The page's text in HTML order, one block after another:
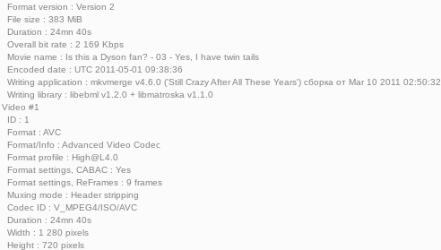
Format version : Version 2
File size : 383 MiB
Duration : 24mn 40s
Overall bit rate : 2 169 Kbps
Movie name : Is this a Dyson fan? - 03 - Yes, I have twin tails
Encoded date : UTC 2011-05-01 09:38:36
Writing application : mkvmerge v4.6.0 ('Still Crazy After All These Years') сборка от Mar 10 2011 02:50:32
Writing library : libebml v1.2.0 + libmatroska v1.1.0
Video #1
ID : 1
Format : AVC
Format/Info : Advanced Video Codec
Format profile : High@L4.0
Format settings, CABAC : Yes
Format settings, ReFrames : 9 frames
Muxing mode : Header stripping
Codec ID : V_MPEG4/ISO/AVC
Duration : 24mn 40s
Width : 1 280 pixels
Height : 720 pixels